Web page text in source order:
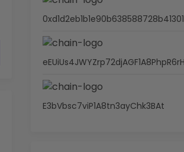
E3bVbsc7viP1A8tn3ayChk3BAt